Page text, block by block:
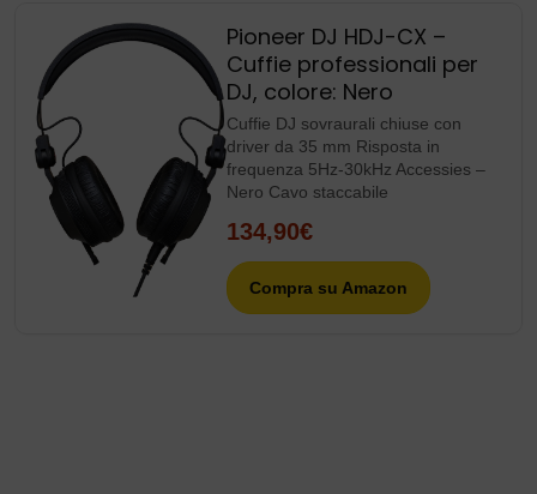
Pioneer DJ HDJ-CX –
Cuffie professionali per
DJ, colore: Nero
Cuffie DJ sovraurali chiuse con
driver da 35 mm Risposta in
frequenza 5Hz-30kHz Accessies –
Nero Cavo staccabile
134,90€
Compra su Amazon